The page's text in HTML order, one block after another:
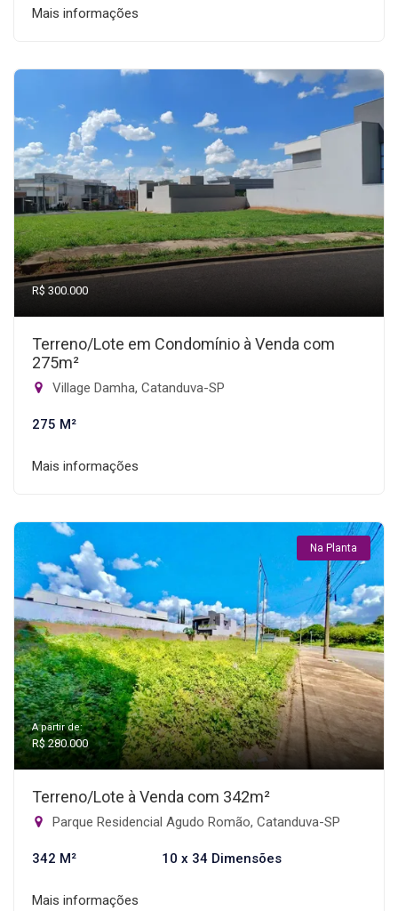
Mais informações
R$ 300.000
Terreno/Lote em Condomínio à Venda com
275m²
Village Damha, Catanduva-SP
275 M²
Mais informações
Na Planta
A partir de:
R$ 280.000
Terreno/Lote à Venda com 342m²
Parque Residencial Agudo Romão, Catanduva-SP
342 M² 10 x 34 Dimensões
Mais informações